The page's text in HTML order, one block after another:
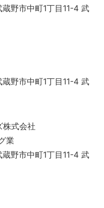
野市中町1丁目11-4 武
野市中町1丁目11-4 武
株式会社
業
野市中町1丁目11-4 武